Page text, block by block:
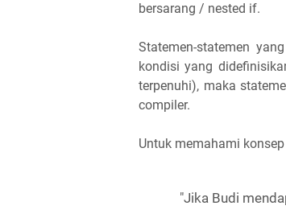
bersarang / nested if.
Statemen-statemen
kondisi yang
terpenuhi), maka
compiler.
Untuk memahami
"Jika Budi